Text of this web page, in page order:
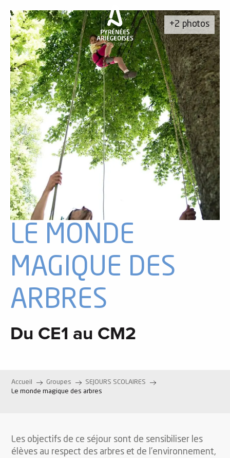
contenu
principal
LE MONDE
MAGIQUE DES
ARBRES
Du CE1 au CM2
+2 photos
Accueil Groupes
SEJOURS SCOLAIRES
Le monde magique des arbres
Les objectifs de ce séjour sont de sensibiliser les
élèves au respect des arbres et de l’environnement,